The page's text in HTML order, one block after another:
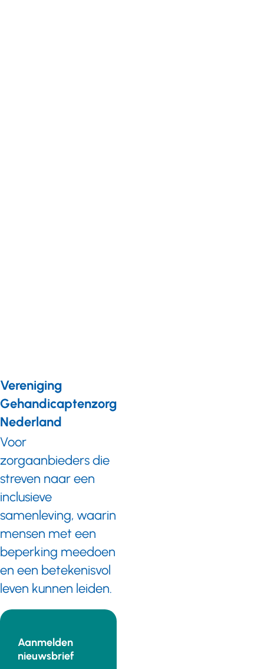
Vereniging
Gehandicaptenzorg
Nederland
Voor
zorgaanbieders die
streven naar een
inclusieve
samenleving, waarin
mensen met een
beperking meedoen
en een betekenisvol
leven kunnen leiden.
Aanmelden
nieuwsbrief